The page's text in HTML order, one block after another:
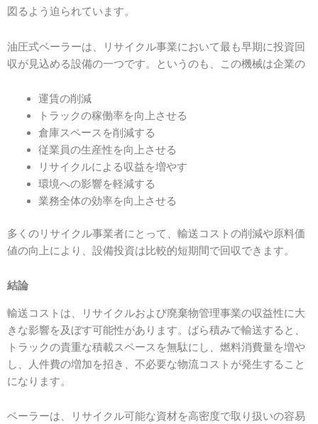
図るよう迫られています。
油圧式ベーラーは、リサイクル事業において最も早期に投資回
収が見込める設備の一つです。というのも、この機械は企業の
運賃の削減
トラックの稼働率を向上させる
倉庫スペースを削減する
従業員の生産性を向上させる
リサイクルによる収益を増やす
環境への影響を軽減する
業務全体の効率を向上させる
多くのリサイクル事業者にとって、輸送コストの削減や原料価
値の向上により、設備投資は比較的短期間で回収できます。
結論
輸送コストは、リサイクルおよび廃棄物管理事業の収益性に大
きな影響を及ぼす可能性があります。ばら積みで輸送すると、
トラックの貴重な積載スペースを無駄にし、燃料消費量を増や
し、人件費の増加を招き、不必要な物流コストが発生すること
になります。
ベーラーは、リサイクル可能な資材を高密度で取り扱いの容易